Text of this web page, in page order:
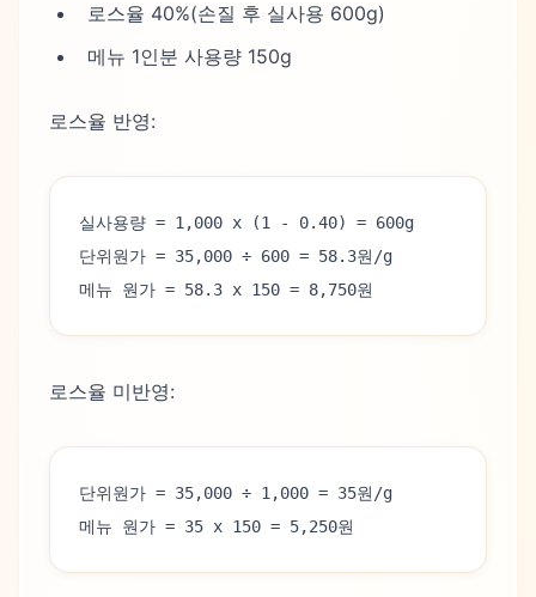
로스율 40%(손질 후 실사용 600g)
메뉴 1인분 사용량 150g
로스율 반영:
실사용량 = 1,000 x (1 - 0.40) = 600g
단위원가 = 35,000 ÷ 600 = 58.3원/g
메뉴 원가 = 58.3 x 150 = 8,750원
로스율 미반영:
단위원가 = 35,000 ÷ 1,000 = 35원/g
메뉴 원가 = 35 x 150 = 5,250원